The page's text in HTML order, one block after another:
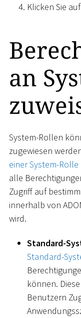
Klicken Sie auf
an
System-Rollen
zugewiesen
einer System-
alle
Zugriff auf
innerhalb von
wird.
Standard-
Standard-
können.
Benutzern